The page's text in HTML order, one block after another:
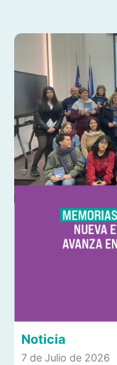
Noticia
7 de Julio de 2026